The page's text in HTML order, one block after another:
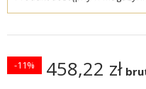
458,22 zł
-11%